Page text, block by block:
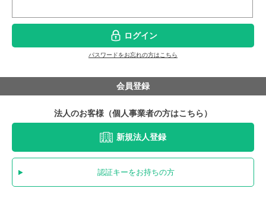
ログイン
パスワードをお忘れの方はこちら
会員登録
法人のお客様（個人事業者の方はこちら）
新規法人登録
認証キーをお持ちの方